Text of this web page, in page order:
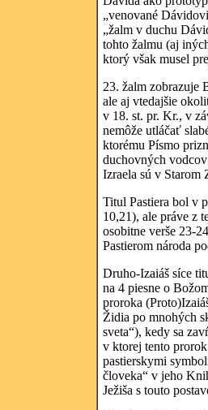
„venované
„žalm v duchu
tohto žalmu (aj
ktorý však musel
23. žalm zobrazuje
ale aj vtedajšie
v 18. st. pr. Kr., v
nemôže utláčať
ktorému Písmo
duchovných
Izraela sú v Starom
Titul Pastiera bol v
10,21), ale práve z
osobitne verše 23-
Pastierom národa
Druho-Izaiáš síce
na 4 piesne o
proroka
Židia po mnohých
sveta“), kedy sa
v ktorej tento
pastierskymi
človeka“ v jeho
Ježiša s touto